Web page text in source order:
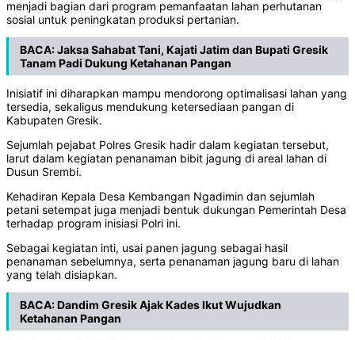
menjadi bagian dari program pemanfaatan lahan perhutanan
sosial untuk peningkatan produksi pertanian.
BACA:Jaksa Sahabat Tani, Kajati Jatim dan Bupati Gresik
Tanam Padi Dukung Ketahanan Pangan
Inisiatif ini diharapkan mampu mendorong optimalisasi lahan yang
tersedia, sekaligus mendukung ketersediaan pangan di
Kabupaten Gresik.
Sejumlah pejabat Polres Gresik hadir dalam kegiatan tersebut,
larut dalam kegiatan penanaman bibit jagung di areal lahan di
Dusun Srembi.
Kehadiran Kepala Desa Kembangan Ngadimin dan sejumlah
petani setempat juga menjadi bentuk dukungan Pemerintah Desa
terhadap program inisiasi Polri ini.
Sebagai kegiatan inti, usai panen jagung sebagai hasil
penanaman sebelumnya, serta penanaman jagung baru di lahan
yang telah disiapkan.
BACA:Dandim Gresik Ajak Kades Ikut Wujudkan
Ketahanan Pangan